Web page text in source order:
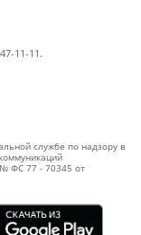
11-11.
службе по надзору в
ФС 77 - 70345 от